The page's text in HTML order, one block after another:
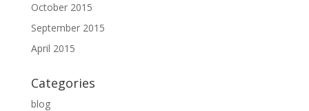
October 2015
September 2015
April 2015
Categories
blog